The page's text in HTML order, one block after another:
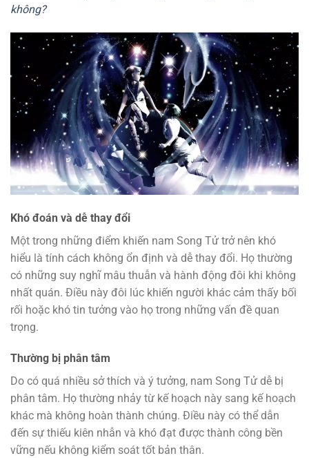
không?
Khó đoán và dễ thay đổi
Một trong những điểm khiến nam Song Tử trở nên khó
hiểu là tính cách không ổn định và dễ thay đổi. Họ thường
có những suy nghĩ mâu thuẫn và hành động đôi khi không
nhất quán. Điều này đôi lúc khiến người khác cảm thấy bối
rối hoặc khó tin tưởng vào họ trong những vấn đề quan
trọng.
Thường bị phân tâm
Do có quá nhiều sở thích và ý tưởng, nam Song Tử dễ bị
phân tâm. Họ thường nhảy từ kế hoạch này sang kế hoạch
khác mà không hoàn thành chúng. Điều này có thể dẫn
đến sự thiếu kiên nhẫn và khó đạt được thành công bền
vững nếu không kiểm soát tốt bản thân.